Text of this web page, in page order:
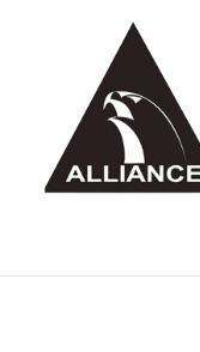
Sem
Posts
Sem